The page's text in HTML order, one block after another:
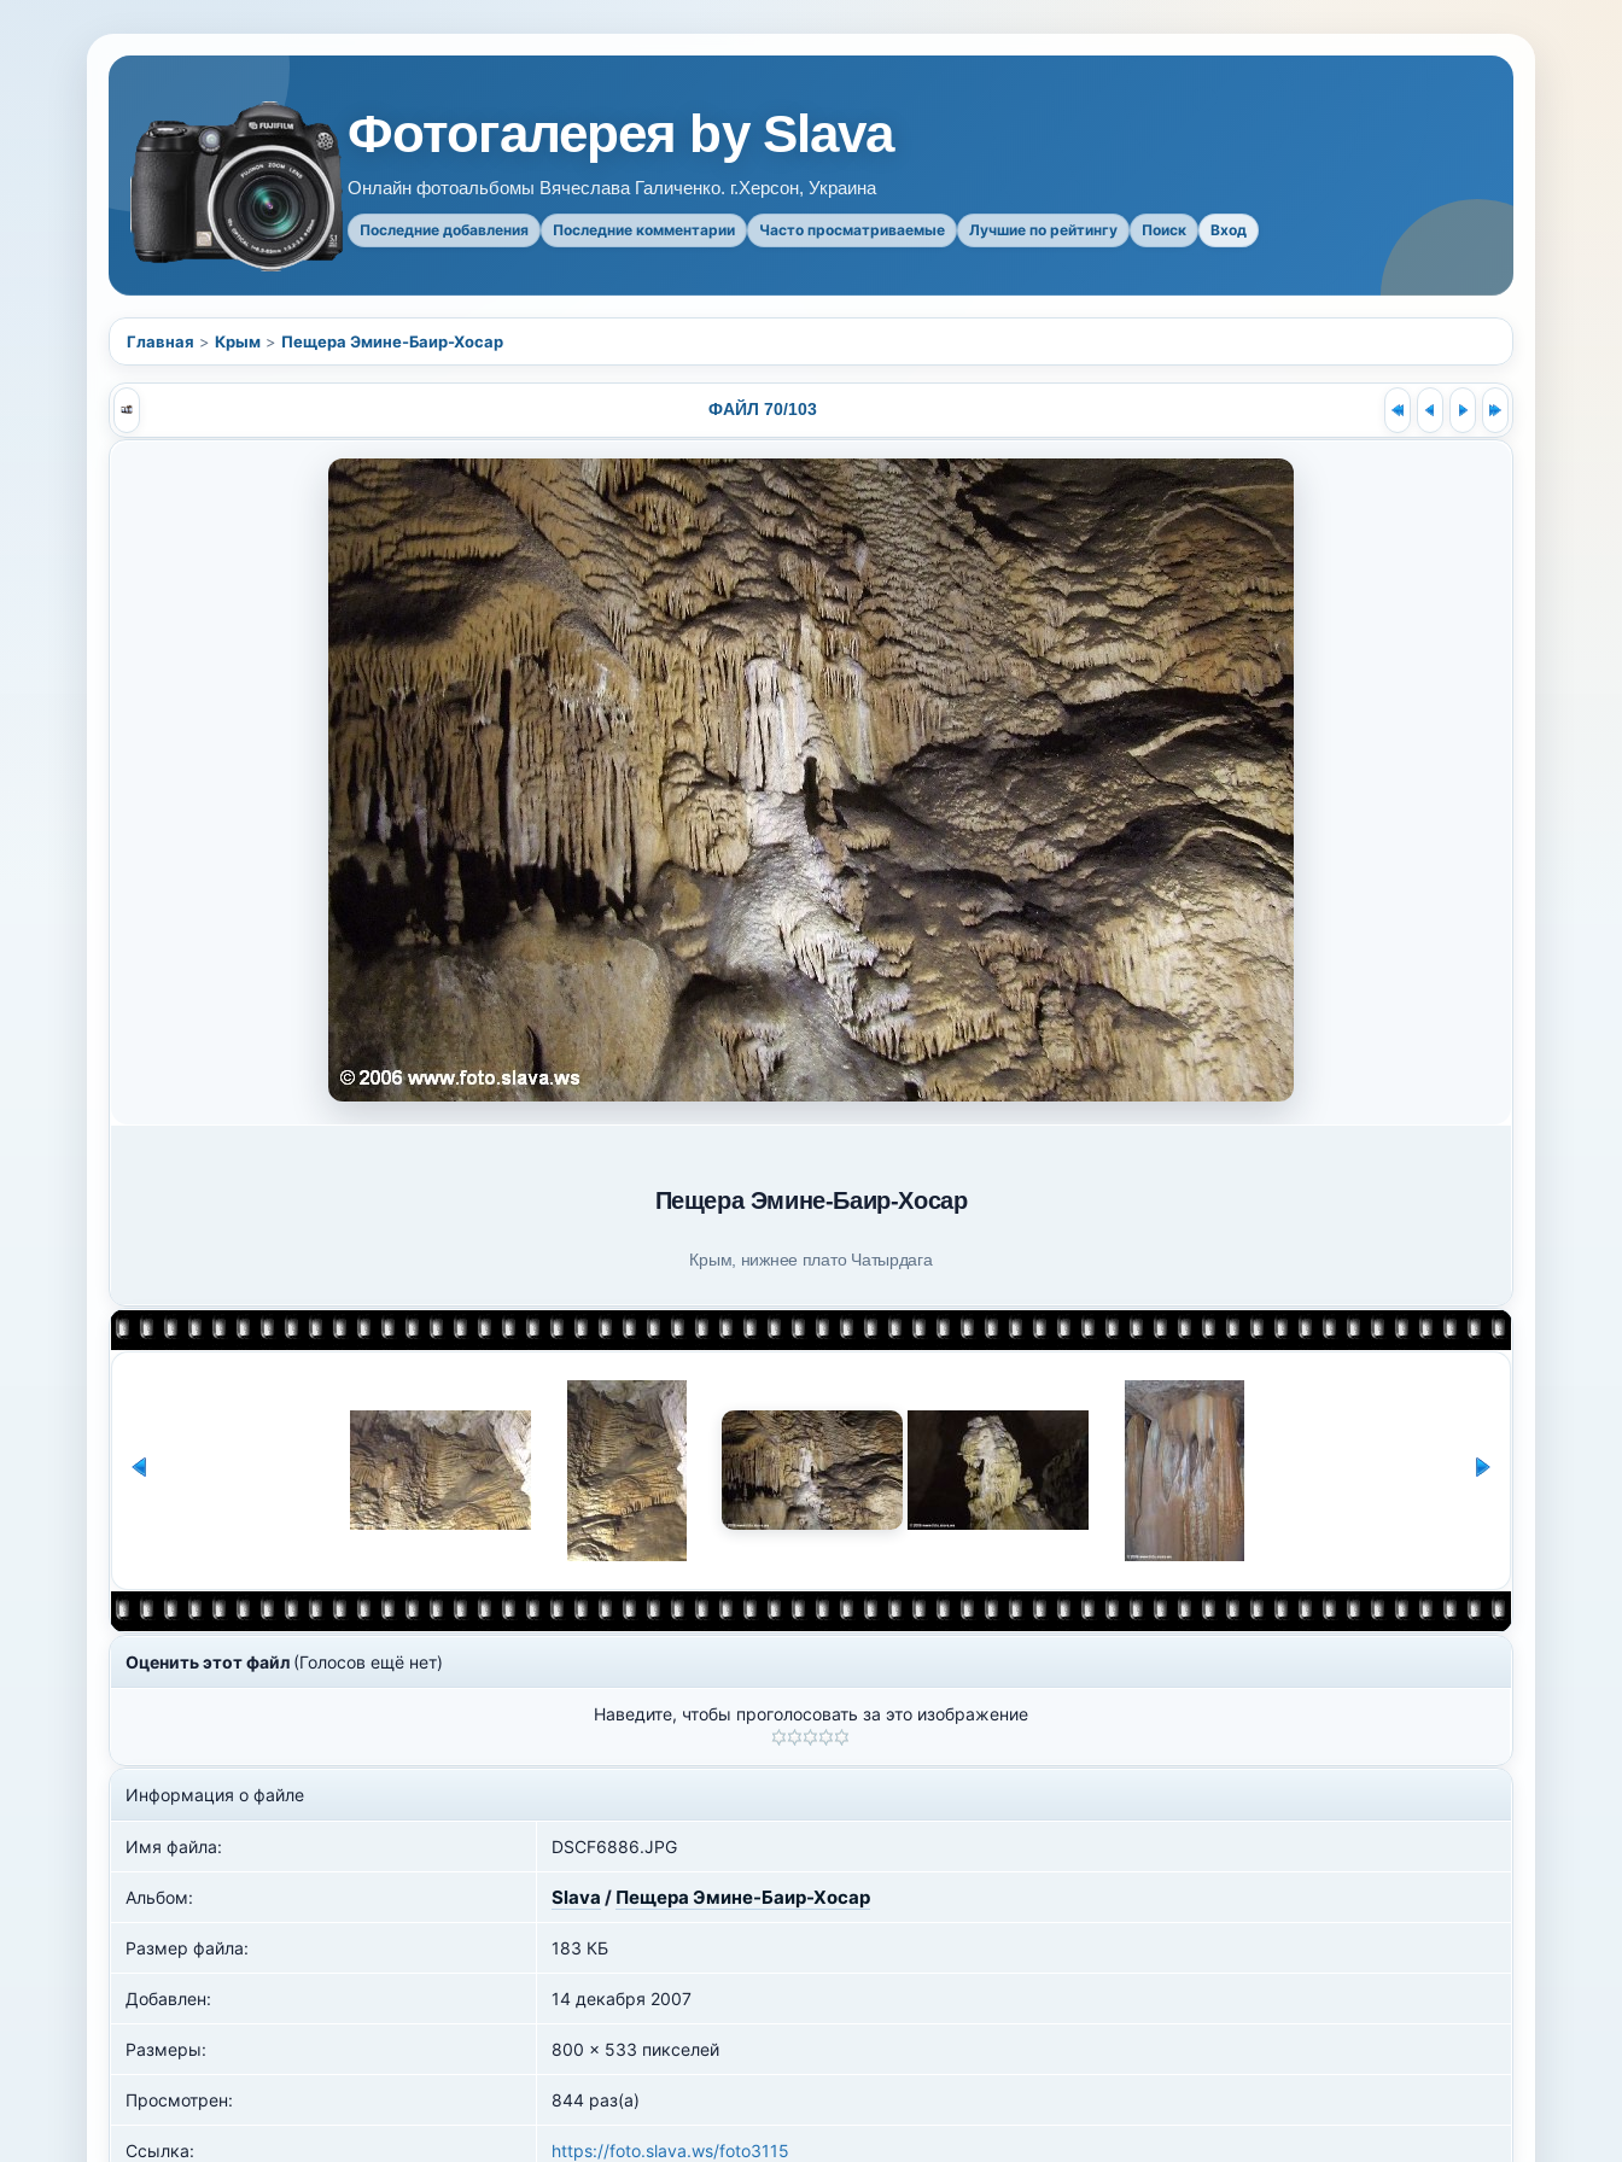
Фотогалерея by Slava
Онлайн фотоальбомы Вячеслава Галиченко. г.Херсон, Украина
Последние добавления Последние комментарии Часто просматриваемые Лучшие по рейтингу Поиск Вход
Главная > Крым > Пещера Эмине-Баир-Хосар
ФАЙЛ 70/103
Пещера Эмине-Баир-Хосар
Крым, нижнее плато Чатырдага
Оценить этот файл (Голосов ещё нет)
Наведите, чтобы проголосовать за это изображение
Информация о файле
Имя файла: DSCF6886.JPG
Альбом: Slava / Пещера Эмине-Баир-Хосар
Размер файла: 183 КБ
Добавлен: 14 декабря 2007
Размеры: 800 x 533 пикселей
Просмотрен: 844 раз(а)
Ссылка: https://foto.slava.ws/foto3115